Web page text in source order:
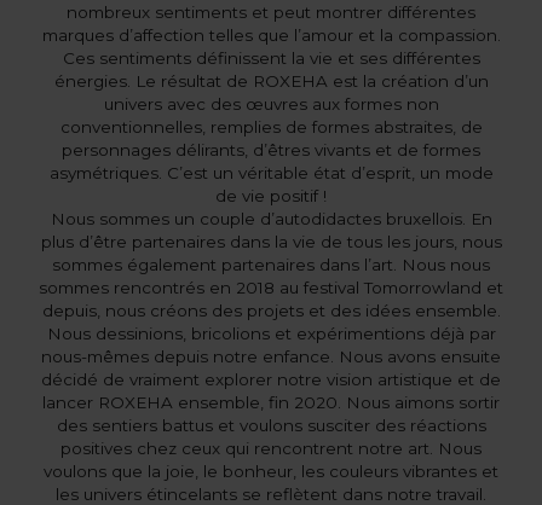
nombreux sentiments et peut montrer différentes
marques d’affection telles que l’amour et la compassion.
Ces sentiments définissent la vie et ses différentes
énergies. Le résultat de ROXEHA est la création d’un
univers avec des œuvres aux formes non
conventionnelles, remplies de formes abstraites, de
personnages délirants, d’êtres vivants et de formes
asymétriques. C’est un véritable état d’esprit, un mode
de vie positif !
Nous sommes un couple d’autodidactes bruxellois. En
plus d’être partenaires dans la vie de tous les jours, nous
sommes également partenaires dans l’art. Nous nous
sommes rencontrés en 2018 au festival Tomorrowland et
depuis, nous créons des projets et des idées ensemble.
Nous dessinions, bricolions et expérimentions déjà par
nous-mêmes depuis notre enfance. Nous avons ensuite
décidé de vraiment explorer notre vision artistique et de
lancer ROXEHA ensemble, fin 2020. Nous aimons sortir
des sentiers battus et voulons susciter des réactions
positives chez ceux qui rencontrent notre art. Nous
voulons que la joie, le bonheur, les couleurs vibrantes et
les univers étincelants se reflètent dans notre travail.